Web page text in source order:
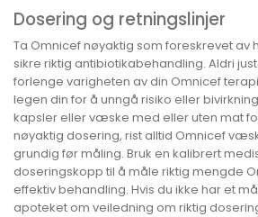
Dosering og retningslinjer
Ta Omnicef nøyaktig som foreskrevet av
sikre riktig antibiotikabehandling. Aldri
forlenge varigheten av din Omnicef
legen din for å unngå risiko eller
kapsler eller væske med eller uten mat
nøyaktig dosering, rist alltid Omnicef
grundig før måling. Bruk en kalibrert
doseringskopp til å måle riktig mengde
effektiv behandling. Hvis du ikke har et
apoteket om veiledning om riktig